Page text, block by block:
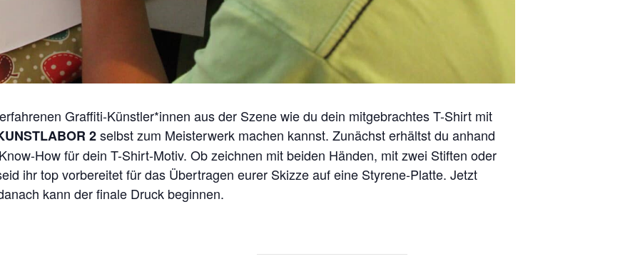
Graffiti-Künstler*innen aus der Szene wie du dein mitgebrachtes T-Shirt mit
2selbst zum Meisterwerk machen kannst. Zunächst erhältst du anhand
How für dein T-Shirt-Motiv. Ob zeichnen mit beiden Händen, mit zwei Stiften oder
ihr top vorbereitet für das Übertragen eurer Skizze auf eine Styrene-Platte. Jetzt
kann der finale Druck beginnen.